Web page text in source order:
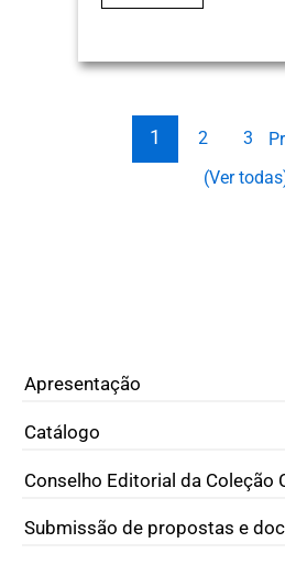
Apresentação
Catálogo
Conselho Editorial da Coleção
Submissão de propostas e
1 2 3
(Ver